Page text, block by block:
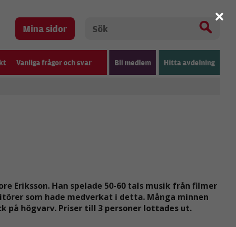
Mina sidor
Vanliga frågor och svar Bli medlem Hitta avdelning
Eriksson. Han spelade 50-60 tals musik från filmer
som hade medverkat i detta. Många minnen
på högvarv. Priser till 3 personer lottades ut.
×